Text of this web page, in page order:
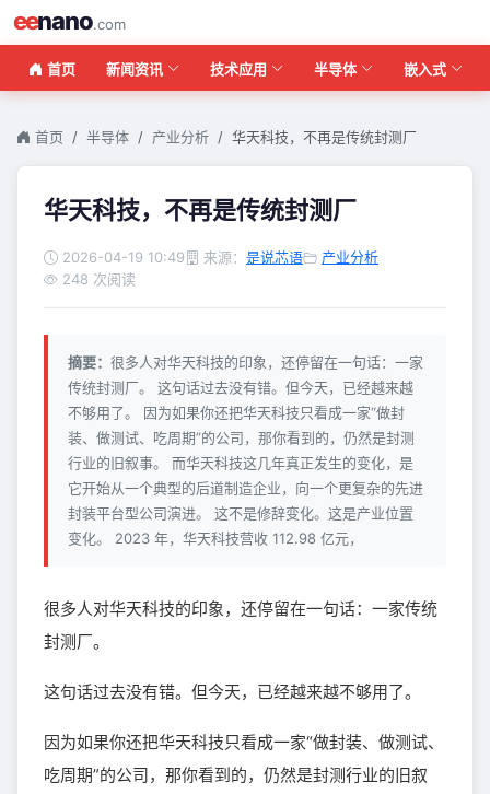
eenano.com
首页 新闻资讯 技术应用 半导体 嵌入式
首页 半导体 产业分析 华天科技，不再是传统封测厂
华天科技，不再是传统封测厂
2026-04-19 10:49 来源： 是说芯语
产业分析
248 次阅读
摘要： 很多人对华天科技的印象，还停留在一句话：一家
传统封测厂。 这句话过去没有错。但今天，已经越来越
不够用了。 因为如果你还把华天科技只看成一家“做封
装、做测试、吃周期”的公司，那你看到的，仍然是封测
行业的旧叙事。 而华天科技这几年真正发生的变化，是
它开始从一个典型的后道制造企业，向一个更复杂的先进
封装平台型公司演进。 这不是修辞变化。这是产业位置
变化。 2023 年，华天科技营收 112.98 亿元，
很多人对华天科技的印象，还停留在一句话：一家传统
封测厂。
这句话过去没有错。但今天，已经越来越不够用了。
因为如果你还把华天科技只看成一家“做封装、做测试、
吃周期”的公司，那你看到的，仍然是封测行业的旧叙